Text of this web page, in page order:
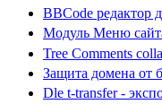
BBCode редактор
Модуль Меню
Tree Comments
Защита домена от
Dle t-transfer -